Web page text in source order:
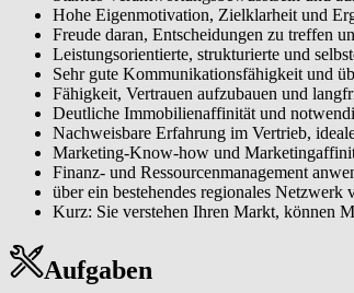
Hohe Eigenmotivation, Zielklarheit und
Freude daran, Entscheidungen zu treffen
Leistungsorientierte, strukturierte und
Sehr gute Kommunikationsfähigkeit und
Fähigkeit, Vertrauen aufzubauen und
Deutliche Immobilienaffinität und
Nachweisbare Erfahrung im Vertrieb,
Marketing-Know-how und
Finanz- und Ressourcenmanagement
über ein bestehendes regionales Netzwerk
Kurz: Sie verstehen Ihren Markt, können
Aufgaben